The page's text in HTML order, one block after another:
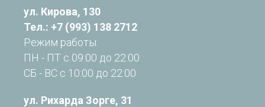
ул. Кирова, 130
Тел.: +7 (993) 138 2712
Режим работы:
ПН - ПТ с 09:00 до 22:00
СБ - ВС с 10:00 до 22:00
ул. Рихарда Зорге, 31